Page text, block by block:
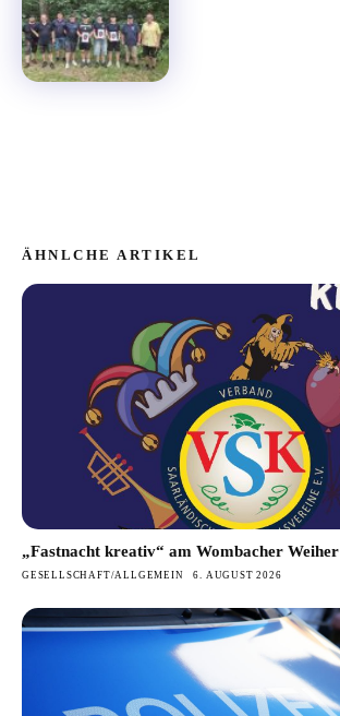
ÄHNLCHE ARTIKEL
„Fastnacht kreativ“ am Wombacher Weiher
GESELLSCHAFT/ALLGEMEIN 6. AUGUST 2026